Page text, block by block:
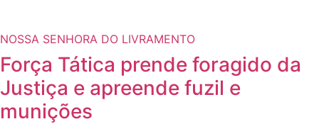
NOSSA SENHORA DO LIVRAMENTO
Força Tática prende foragido da
Justiça e apreende fuzil e
munições